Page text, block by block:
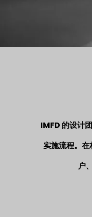
IMFD 的设计
实施流程。
户